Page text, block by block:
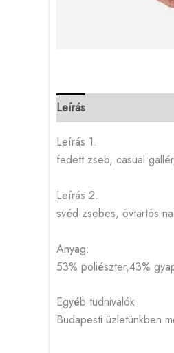
Leírás
Leírás 1.
fedett zseb, casual
Leírás 2.
svéd zsebes, övtartós
Anyag:
53% poliészter,43%
Egyéb tudnivalók
Budapesti üzletünkben